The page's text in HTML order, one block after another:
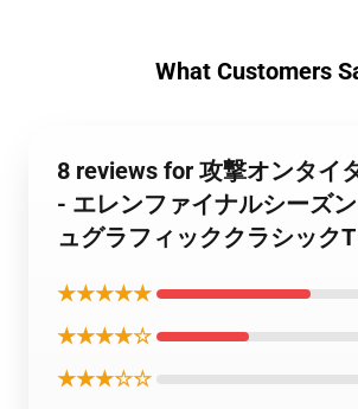
What Customers
8 reviews for 攻撃オンタイ
- エレンファイナルシーズ
ュグラフィッククラシック
★★★★★
★★★★☆
★★★☆☆